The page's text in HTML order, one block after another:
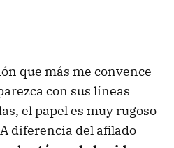
que más me convence
con sus líneas
el papel es muy rugoso
diferencia del afilado